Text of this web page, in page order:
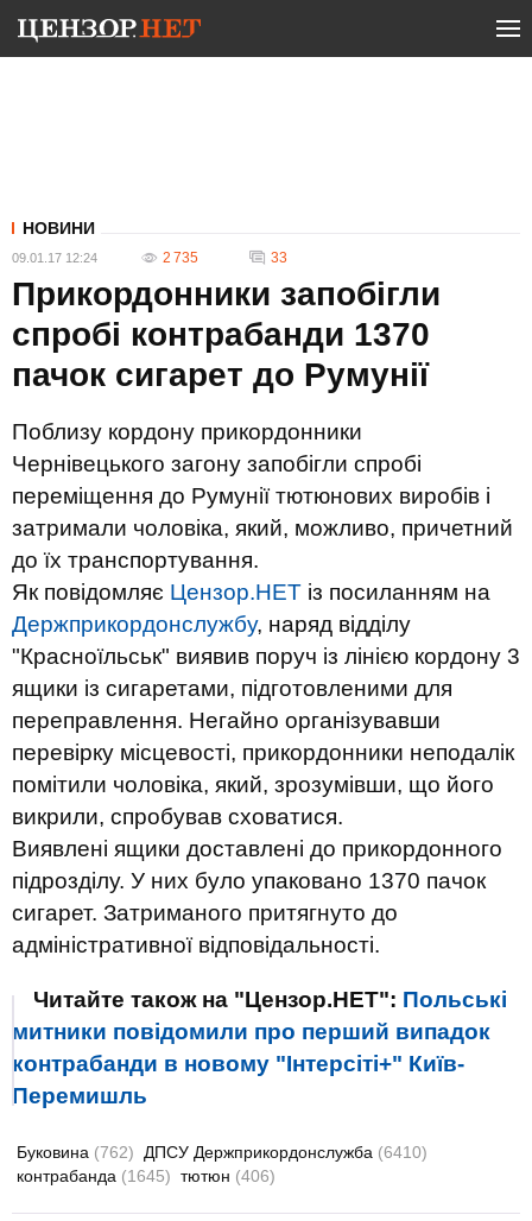
НОВИНИ
09.01.17 12:24 2 735 33
Прикордонники запобігли
спробі контрабанди 1370
пачок сигарет до Румунії
Поблизу кордону прикордонники
Чернівецького загону запобігли спробі
переміщення до Румунії тютюнових виробів і
затримали чоловіка, який, можливо, причетний
до їх транспортування.
Як повідомляє Цензор.НЕТ із посиланням на
Держприкордонслужбу, наряд відділу
"Красноїльськ" виявив поруч із лінією кордону 3
ящики із сигаретами, підготовленими для
переправлення. Негайно організувавши
перевірку місцевості, прикордонники неподалік
помітили чоловіка, який, зрозумівши, що його
викрили, спробував сховатися.
Виявлені ящики доставлені до прикордонного
підрозділу. У них було упаковано 1370 пачок
сигарет. Затриманого притягнуто до
адміністративної відповідальності.
Читайте також на "Цензор.НЕТ": Польські
митники повідомили про перший випадок
контрабанди в новому "Інтерсіті+" Київ-
Перемишль
Буковина (762) ДПСУ Держприкордонслужба (6410)
контрабанда (1645) тютюн (406)